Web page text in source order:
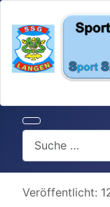
Search
Details
Veröffentlicht: